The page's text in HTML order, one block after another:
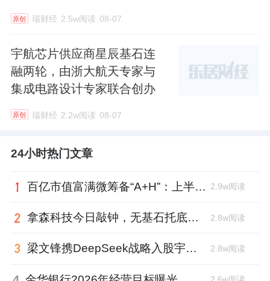
原创 瑞财经 2.5w阅读 08-07
宇航芯片供应商星辰基石连
融两轮，由浙大航天专家与
集成电路设计专家联合创办
原创 瑞财经 2.2w阅读 08-07
24小时热门文章
百亿市值富满微筹备“A+H”：上半年净利大增353%，99年董秘、01年证代上位 2.9w阅读
拿森科技今日敲钟，无基石托底，上市市值超百亿 2.8w阅读
梁文锋携DeepSeek战略入股宇树科技，斥资1.4亿锁定3年 2.8w阅读